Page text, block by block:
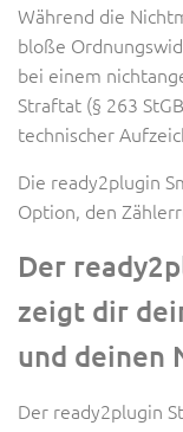
Während die
bloße
bei einem
Straftat (§ 263
technischer
Die ready2plugin
Option, den
Der
zeigt dir
und deinen
Der ready2plugin